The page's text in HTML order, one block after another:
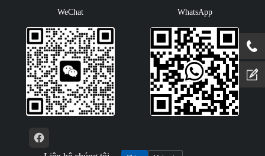
WeChat WhatsApp